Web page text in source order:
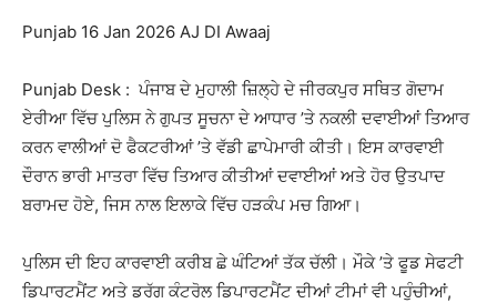
Punjab 16 Jan 2026 AJ DI Awaaj
Punjab Desk : ਪੰਜਾਬ ਦੇ ਮੁਹਾਲੀ ਜ਼ਿਲ੍ਹੇ ਦੇ ਜੀਰਕਪੁਰ ਸਥਿਤ ਗੋਦਾਮ
ਏਰੀਆ ਵਿੱਚ ਪੁਲਿਸ ਨੇ ਗੁਪਤ ਸੂਚਨਾ ਦੇ ਆਧਾਰ ’ਤੇ ਨਕਲੀ ਦਵਾਈਆਂ ਤਿਆਰ
ਕਰਨ ਵਾਲੀਆਂ ਦੋ ਫੈਕਟਰੀਆਂ ’ਤੇ ਵੱਡੀ ਛਾਪੇਮਾਰੀ ਕੀਤੀ। ਇਸ ਕਾਰਵਾਈ
ਦੌਰਾਨ ਭਾਰੀ ਮਾਤਰਾ ਵਿੱਚ ਤਿਆਰ ਕੀਤੀਆਂ ਦਵਾਈਆਂ ਅਤੇ ਹੋਰ ਉਤਪਾਦ
ਬਰਾਮਦ ਹੋਏ, ਜਿਸ ਨਾਲ ਇਲਾਕੇ ਵਿੱਚ ਹੜਕੰਪ ਮਚ ਗਿਆ।
ਪੁਲਿਸ ਦੀ ਇਹ ਕਾਰਵਾਈ ਕਰੀਬ ਛੇ ਘੰਟਿਆਂ ਤੱਕ ਚੱਲੀ। ਮੌਕੇ ’ਤੇ ਫੂਡ ਸੇਫਟੀ
ਡਿਪਾਰਟਮੈਂਟ ਅਤੇ ਡਰੱਗ ਕੰਟਰੋਲ ਡਿਪਾਰਟਮੈਂਟ ਦੀਆਂ ਟੀਮਾਂ ਵੀ ਪਹੁੰਚੀਆਂ,